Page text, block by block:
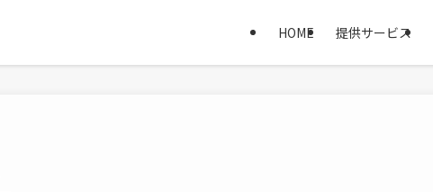
HOME 提供サービス